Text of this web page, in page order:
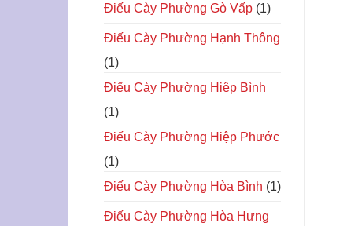
Điếu Cày Phường Gò Vấp (1)
Điếu Cày Phường Hạnh Thông
(1)
Điếu Cày Phường Hiệp Bình
(1)
Điếu Cày Phường Hiệp Phước
(1)
Điếu Cày Phường Hòa Bình (1)
Điếu Cày Phường Hòa Hưng